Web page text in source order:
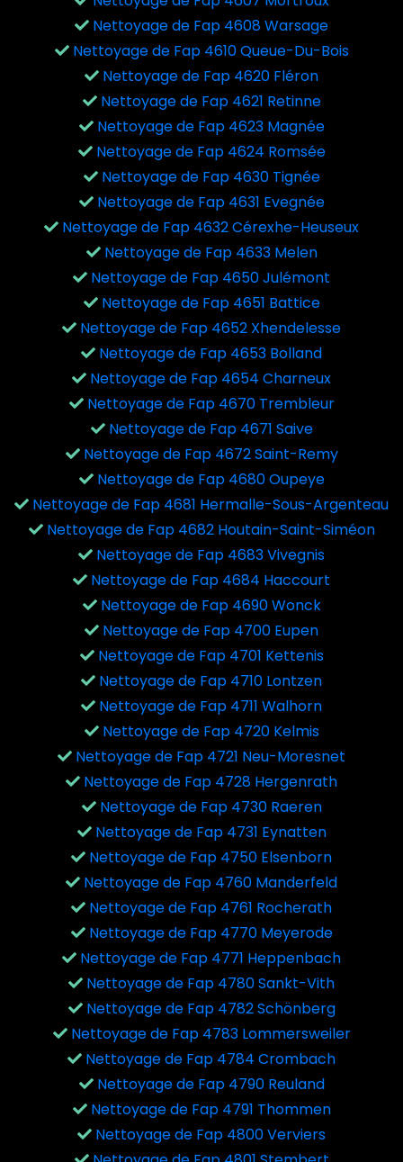
Nettoyage de Fap 4608 Warsage
Nettoyage de Fap 4610 Queue-Du-Bois
Nettoyage de Fap 4620 Fléron
Nettoyage de Fap 4621 Retinne
Nettoyage de Fap 4623 Magnée
Nettoyage de Fap 4624 Romsée
Nettoyage de Fap 4630 Tignée
Nettoyage de Fap 4631 Evegnée
Nettoyage de Fap 4632 Cérexhe-Heuseux
Nettoyage de Fap 4633 Melen
Nettoyage de Fap 4650 Julémont
Nettoyage de Fap 4651 Battice
Nettoyage de Fap 4652 Xhendelesse
Nettoyage de Fap 4653 Bolland
Nettoyage de Fap 4654 Charneux
Nettoyage de Fap 4670 Trembleur
Nettoyage de Fap 4671 Saive
Nettoyage de Fap 4672 Saint-Remy
Nettoyage de Fap 4680 Oupeye
Nettoyage de Fap 4681 Hermalle-Sous-Argenteau
Nettoyage de Fap 4682 Houtain-Saint-Siméon
Nettoyage de Fap 4683 Vivegnis
Nettoyage de Fap 4684 Haccourt
Nettoyage de Fap 4690 Wonck
Nettoyage de Fap 4700 Eupen
Nettoyage de Fap 4701 Kettenis
Nettoyage de Fap 4710 Lontzen
Nettoyage de Fap 4711 Walhorn
Nettoyage de Fap 4720 Kelmis
Nettoyage de Fap 4721 Neu-Moresnet
Nettoyage de Fap 4728 Hergenrath
Nettoyage de Fap 4730 Raeren
Nettoyage de Fap 4731 Eynatten
Nettoyage de Fap 4750 Elsenborn
Nettoyage de Fap 4760 Manderfeld
Nettoyage de Fap 4761 Rocherath
Nettoyage de Fap 4770 Meyerode
Nettoyage de Fap 4771 Heppenbach
Nettoyage de Fap 4780 Sankt-Vith
Nettoyage de Fap 4782 Schönberg
Nettoyage de Fap 4783 Lommersweiler
Nettoyage de Fap 4784 Crombach
Nettoyage de Fap 4790 Reuland
Nettoyage de Fap 4791 Thommen
Nettoyage de Fap 4800 Verviers